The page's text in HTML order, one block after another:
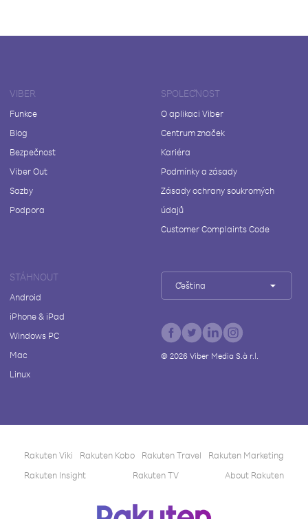
VIBER
Funkce
Blog
Bezpečnost
Viber Out
Sazby
Podpora
SPOLEČNOST
O aplikaci Viber
Centrum značek
Kariéra
Podmínky a zásady
Zásady ochrany soukromých
údajů
Customer Complaints Code
STÁHNOUT
Android
iPhone & iPad
Windows PC
Mac
Linux
Čeština
© 2026Viber Media S.à r.l.
Rakuten Viki Rakuten Kobo Rakuten Travel
Rakuten Marketing
Rakuten Insight
Rakuten TV About Rakuten